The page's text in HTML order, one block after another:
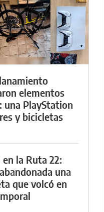
elementos
una PlayStation
y bicicletas
la Ruta 22:
una
que volcó en